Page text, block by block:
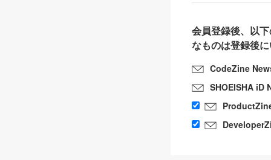
会員登録後、以
なものは登録後
CodeZine
SHOEISHA iD